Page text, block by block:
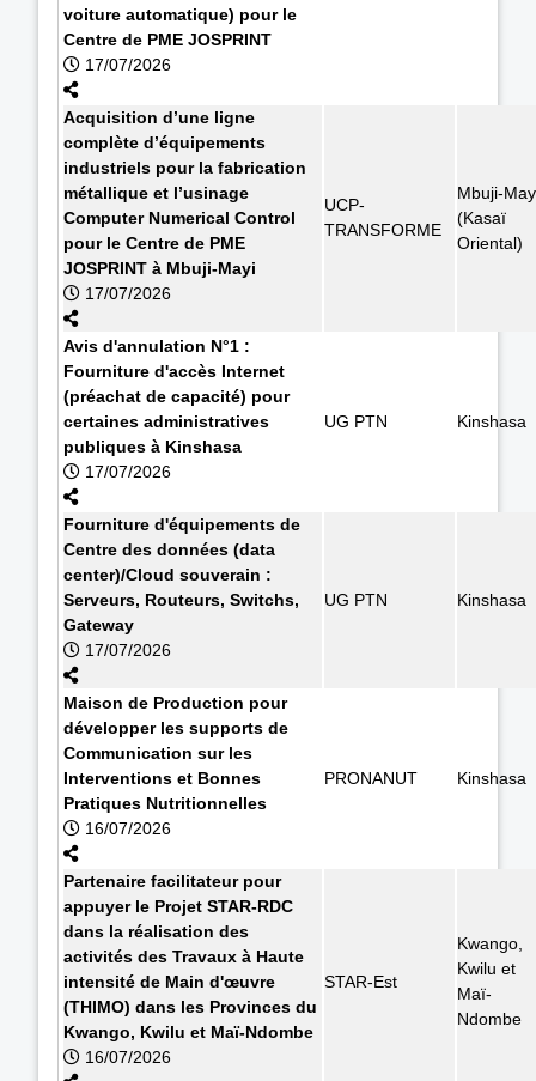
voiture automatique) pour le
Centre de PME JOSPRINT
17/07/2026
Acquisition d’une ligne
complète d’équipements
industriels pour la fabrication
métallique et l’usinage
Computer Numerical Control
pour le Centre de PME
JOSPRINT à Mbuji-Mayi
17/07/2026
UCP-
TRANSFORME
Mbuji-
(Kasaï
Oriental)
Avis d'annulation N°1 :
Fourniture d'accès Internet
(préachat de capacité) pour
certaines administratives
publiques à Kinshasa
17/07/2026
UG PTN Kinshasa
Fourniture d'équipements de
Centre des données (data
center)/Cloud souverain :
Serveurs, Routeurs, Switchs,
Gateway
17/07/2026
UG PTN Kinshasa
Maison de Production pour
développer les supports de
Communication sur les
Interventions et Bonnes
Pratiques Nutritionnelles
16/07/2026
PRONANUT Kinshasa
Partenaire facilitateur pour
appuyer le Projet STAR-RDC
dans la réalisation des
activités des Travaux à Haute
intensité de Main d'œuvre
(THIMO) dans les Provinces du
Kwango, Kwilu et Maï-Ndombe
16/07/2026
STAR-Est
Kwango,
Kwilu et
Maï-
Ndombe